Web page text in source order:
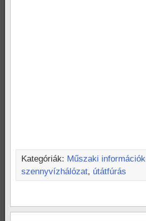
Kategóriák: Műszaki információk
szennyvízhálózat, útátfúrás